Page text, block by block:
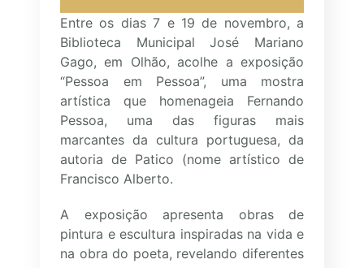
Entre os dias 7 e 19 de novembro, a
Biblioteca Municipal José Mariano
Gago, em Olhão, acolhe a exposição
“Pessoa em Pessoa”, uma mostra
artística que homenageia Fernando
Pessoa, uma das figuras mais
marcantes da cultura portuguesa, da
autoria de Patico (nome artístico de
Francisco Alberto.
A exposição apresenta obras de
pintura e escultura inspiradas na vida e
na obra do poeta, revelando diferentes